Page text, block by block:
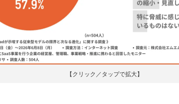
【クリック／タップで拡大】